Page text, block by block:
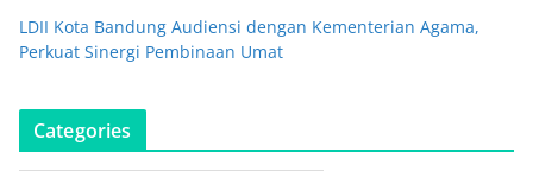
LDII Kota Bandung Audiensi dengan Kementerian Agama,
Perkuat Sinergi Pembinaan Umat
Categories